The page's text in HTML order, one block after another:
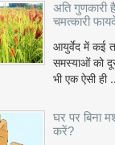
अति
चमत्कारी
आयुर्वेद में कई
समस्याओं को
भी एक ऐसी ही
घर पर बिना
करें?